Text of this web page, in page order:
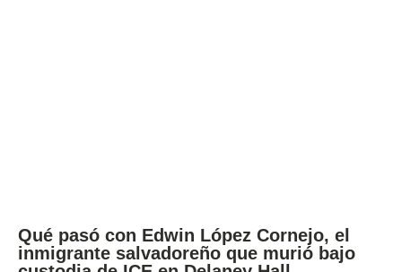
Qué pasó con Edwin López Cornejo, el
inmigrante salvadoreño que murió bajo